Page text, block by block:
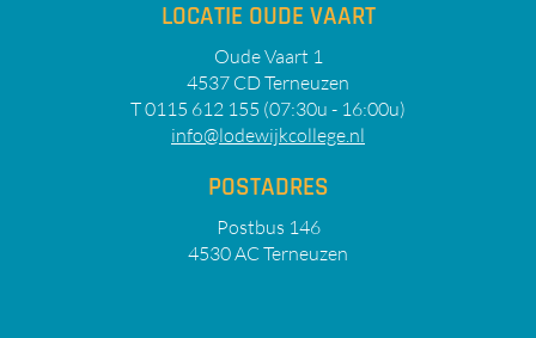
LOCATIE OUDE VAART
Oude Vaart 1
4537 CD Terneuzen
T 0115 612 155 (07:30u - 16:00u)
info@lodewijkcollege.nl
POSTADRES
Postbus 146
4530 AC Terneuzen